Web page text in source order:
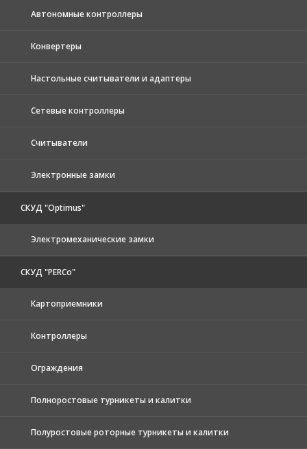
Автономные контроллеры
Конвертеры
Настольные считыватели и адаптеры
Сетевые контроллеры
Считыватели
Электронные замки
СКУД "Optimus"
Электромеханические замки
СКУД "PERCo"
Картоприемники
Контроллеры
Ограждения
Полноростовые турникеты и калитки
Полуростовые роторные турникеты и калитки